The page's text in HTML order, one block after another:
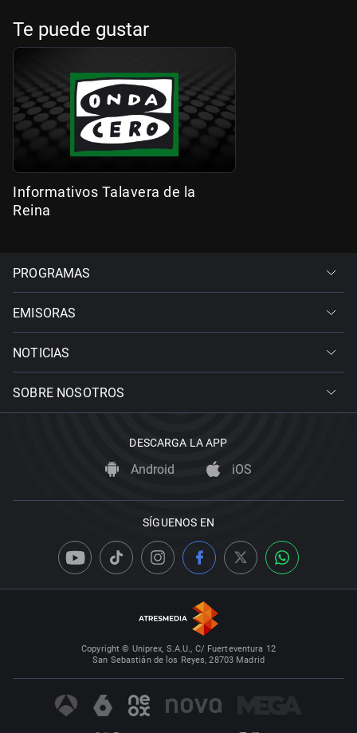
Te puede gustar
Informativos Talavera de la
Reina
PROGRAMAS
EMISORAS
NOTICIAS
SOBRE NOSOTROS
DESCARGA LA APP
Android iOS
SÍGUENOS EN
Copyright © Uniprex, S.A.U., C/ Fuerteventura 12
San Sebastián de los Reyes, 28703 Madrid